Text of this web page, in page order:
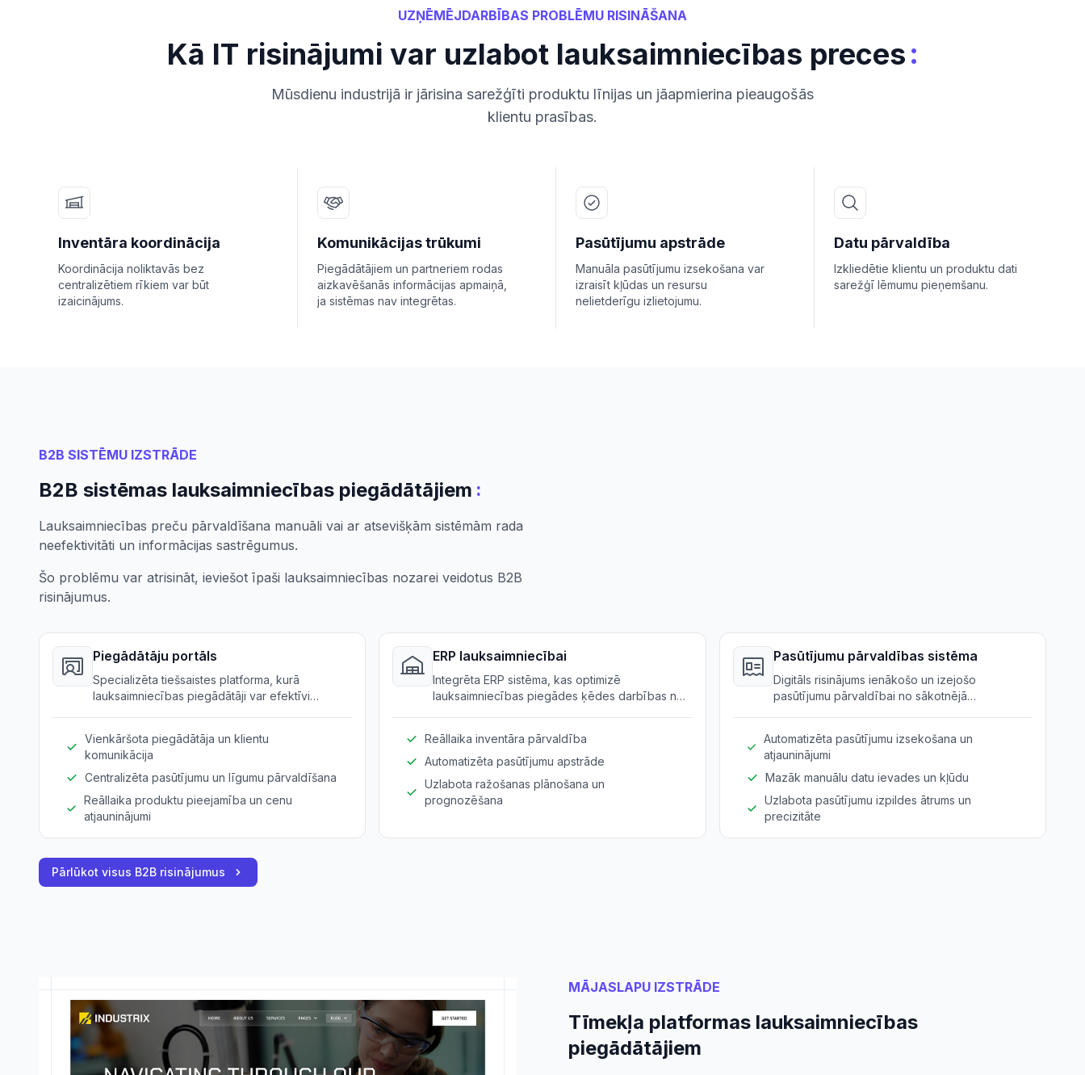
UZŅĒMĒJDARBĪBAS PROBLĒMU RISINĀŠANA
Kā IT risinājumi var uzlabot lauksaimniecības preces:
Mūsdienu industrijā ir jārisina sarežģīti produktu līnijas un jāapmierina pieaugošās
klientu prasības.
Inventāra koordinācija
Koordinācija noliktavās bez
centralizētiem rīkiem var būt
izaicinājums.
Komunikācijas trūkumi
Piegādātājiem un partneriem rodas
aizkavēšanās informācijas apmaiņā,
ja sistēmas nav integrētas.
Pasūtījumu apstrāde
Manuāla pasūtījumu izsekošana var
izraisīt kļūdas un resursu
nelietderīgu izlietojumu.
Datu pārvaldība
Izkliedētie klientu un produktu dati
sarežģī lēmumu pieņemšanu.
B2B SISTĒMU IZSTRĀDE
B2B sistēmas lauksaimniecības piegādātājiem :
Lauksaimniecības preču pārvaldīšana manuāli vai ar atsevišķām sistēmām rada
neefektivitāti un informācijas sastrēgumus.
Šo problēmu var atrisināt, ieviešot īpaši lauksaimniecības nozarei veidotus B2B
risinājumus.
Piegādātāju portāls
Specializēta tiešsaistes platforma, kurā
lauksaimniecības piegādātāji var efektīvi
Vienkāršota piegādātāja un klientu
komunikācija
Centralizēta pasūtījumu un līgumu pārvaldīšana
Reāllaika produktu pieejamība un cenu
atjauninājumi
ERP lauksaimniecībai
Integrēta ERP sistēma, kas optimizē
lauksaimniecības piegādes ķēdes darbības no
Reāllaika inventāra pārvaldība
Automatizēta pasūtījumu apstrāde
Uzlabota ražošanas plānošana un
prognozēšana
Pasūtījumu pārvaldības sistēma
Digitāls risinājums ienākošo un izejošo
pasūtījumu pārvaldībai no sākotnējā
Automatizēta pasūtījumu izsekošana un
atjauninājumi
Mazāk manuālu datu ievades un kļūdu
Uzlabota pasūtījumu izpildes ātrums un
precizitāte
Pārlūkot visus B2B risinājumus
MĀJASLAPU IZSTRĀDE
Tīmekļa platformas lauksaimniecības
piegādātājiem